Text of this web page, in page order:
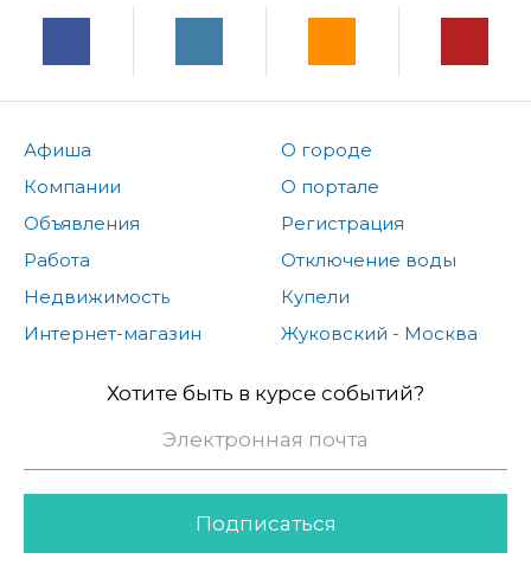
Афиша
Компании
Объявления
Работа
Недвижимость
Интернет-магазин
О городе
О портале
Регистрация
Отключение воды
Купели
Жуковский - Москва
Хотите быть в курсе событий?
Подписаться